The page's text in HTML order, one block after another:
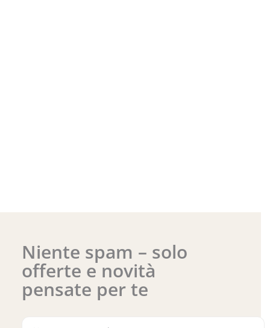
Niente spam – solo
offerte e novità
pensate per te